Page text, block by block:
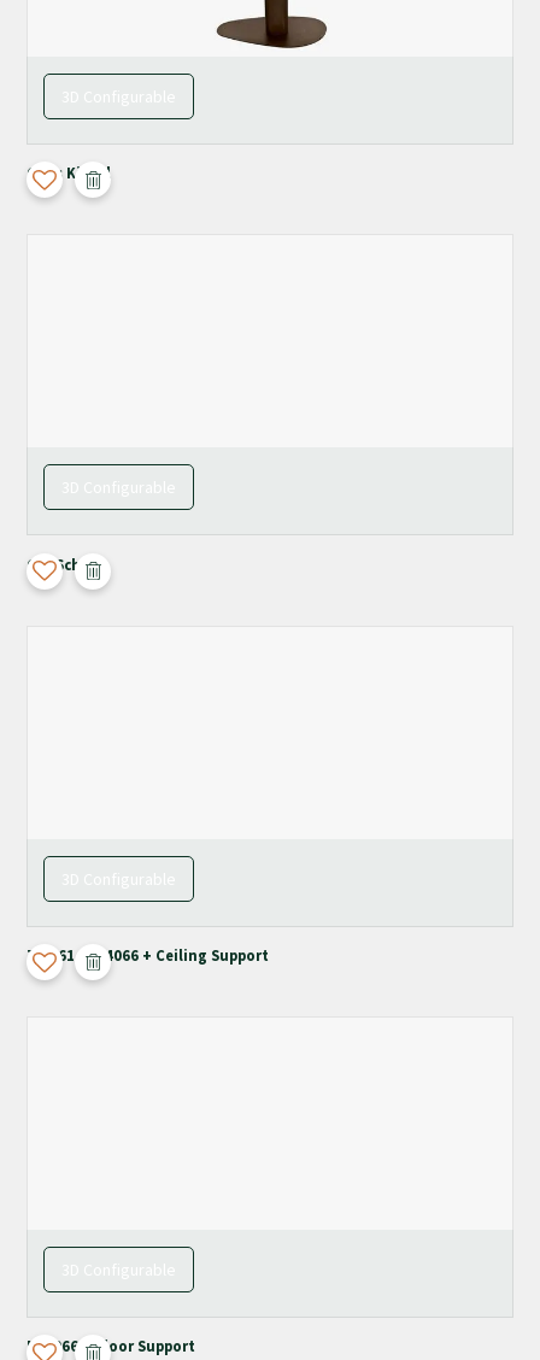
Orfis Kiezel
Old School
T-4061 / M-4066 + Ceiling Support
M-4066 + Floor Support